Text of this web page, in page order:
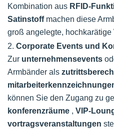
Kombination aus RFID-
Satinstoff machen diese
groß angelegte, hochkarätige
2. Corporate Events und
Zur unternehmensevents
Armbänder als
können Sie den Zugang zu
konferenzräume , VIP-
vortragsveranstaltungen